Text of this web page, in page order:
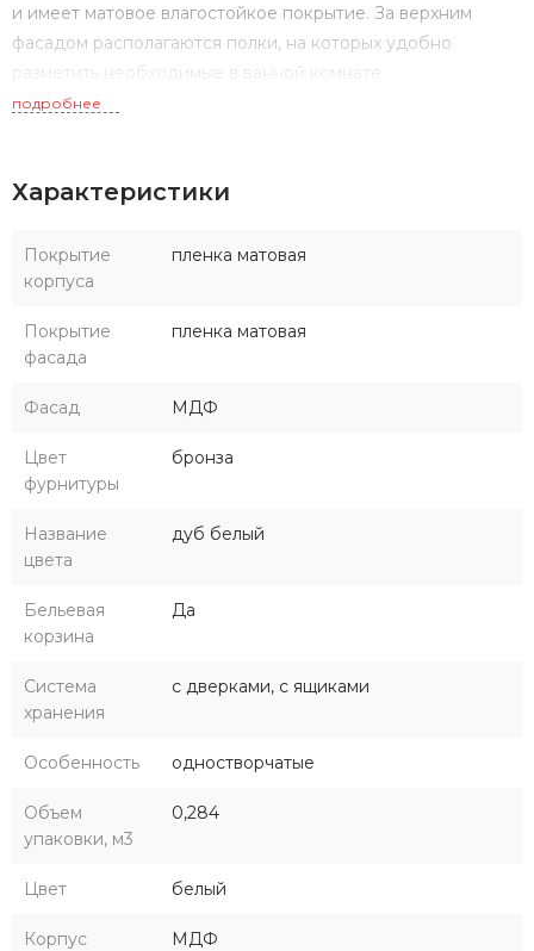
и имеет матовое влагостойкое покрытие. За верхним
фасадом располагаются полки, на которых удобно
разметить необходимые в ванной комнате
принадлежности, в нижней части шкафа, помимо полок,
исполнении, а поскольку его петли оснащены механизмом
закрывание дверок.
подробнее
Характеристики
Покрытие
корпуса
пленка матовая
Покрытие
фасада
пленка матовая
Фасад МДФ
Цвет
фурнитуры
бронза
Название
цвета
дуб белый
Бельевая
корзина
Да
Система
хранения
с дверками, с ящиками
Особенность одностворчатые
Объем
упаковки, м3
0,284
Цвет белый
Корпус МДФ